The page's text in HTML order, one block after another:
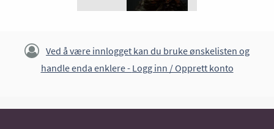
Ved å være innlogget kan du bruke ønskelisten og
handle enda enklere - Logg inn / Opprett konto